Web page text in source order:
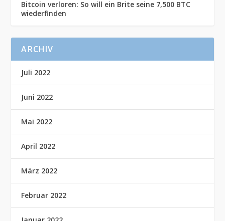
Bitcoin verloren: So will ein Brite seine 7,500 BTC
wiederfinden
ARCHIV
Juli 2022
Juni 2022
Mai 2022
April 2022
März 2022
Februar 2022